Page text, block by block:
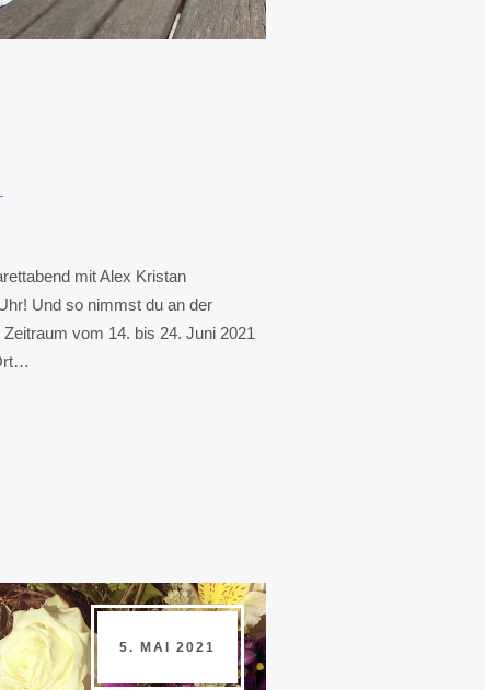
mit Alex Kristan
Und so nimmst du an der
vom 14. bis 24. Juni 2021
5. MAI 2021